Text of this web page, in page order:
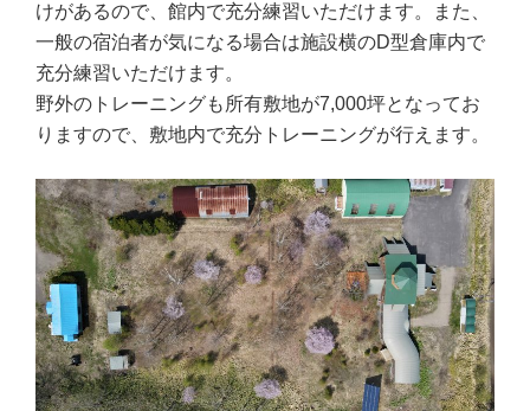
けがあるので、館内で充分練習いただけます。また、
一般の宿泊者が気になる場合は施設横のD型倉庫内で
充分練習いただけます。
野外のトレーニングも所有敷地が7,000坪となってお
りますので、敷地内で充分トレーニングが行えます。